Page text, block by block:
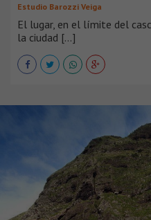
Estudio Barozzi Veiga
El lugar, en el límite del
la ciudad [...]